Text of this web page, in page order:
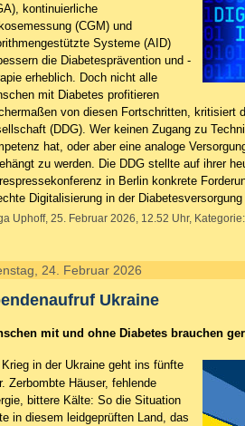
kontinuierliche
(CGM) und
Systeme (AID)
die Diabetesprävention und -
erheblich. Doch nicht alle
mit Diabetes profitieren
von diesen Fortschritten, kritisiert
(DDG). Wer keinen Zugang zu
hat, oder aber eine analoge
zu werden. Die DDG stellte auf ihrer
in Berlin konkrete
Digitalisierung in der
Uphoff, 25. Februar 2026, 12.52 Uhr,
24. Februar 2026
Ukraine
mit und ohne Diabetes brauchen
Krieg in der Ukraine geht ins fünfte
Zerbombte Häuser, fehlende
bittere Kälte: So die Situation
in diesem leidgeprüften Land, das